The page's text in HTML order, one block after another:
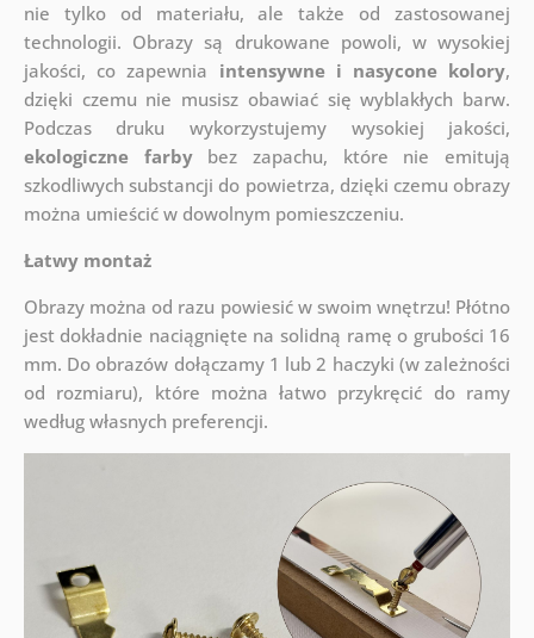
nie tylko od materiału, ale także od zastosowanej
technologii. Obrazy są drukowane powoli, w wysokiej
jakości, co zapewnia intensywne i nasycone kolory,
dzięki czemu nie musisz obawiać się wyblakłych barw.
Podczas druku wykorzystujemy wysokiej jakości,
ekologiczne farbybez zapachu, które nie emitują
szkodliwych substancji do powietrza, dzięki czemu obrazy
można umieścić w dowolnym pomieszczeniu.
Łatwy montaż
Obrazy można od razu powiesić w swoim wnętrzu! Płótno
jest dokładnie naciągnięte na solidną ramę o grubości 16
mm. Do obrazów dołączamy 1 lub 2 haczyki (w zależności
od rozmiaru), które można łatwo przykręcić do ramy
według własnych preferencji.